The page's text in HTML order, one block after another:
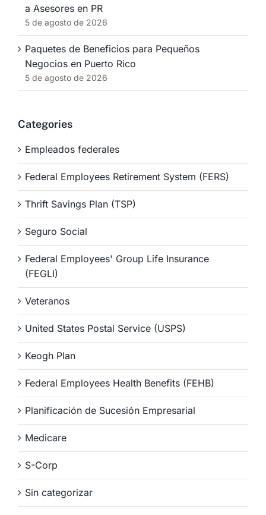
a Asesores en PR
5 de agosto de 2026
Paquetes de Beneficios para Pequeños
Negocios en Puerto Rico
5 de agosto de 2026
Categories
Empleados federales
Federal Employees Retirement System (FERS)
Thrift Savings Plan (TSP)
Seguro Social
Federal Employees' Group Life Insurance
(FEGLI)
Veteranos
United States Postal Service (USPS)
Keogh Plan
Federal Employees Health Benefits (FEHB)
Planificación de Sucesión Empresarial
Medicare
S-Corp
Sin categorizar